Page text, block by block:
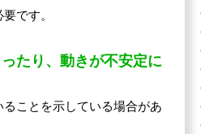
です。
たり、動きが不安定に
ことを示している場合があ